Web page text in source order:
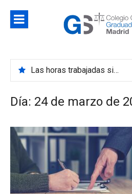
contenido
Graduados
Las horas trabajadas siguen disminuyendo en 2023 y estas son sus causas
Día: 24 de marzo de